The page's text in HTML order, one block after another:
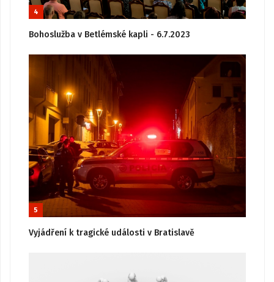
4
Bohoslužba v Betlémské kapli - 6.7.2023
5
Vyjádření k tragické události v Bratislavě